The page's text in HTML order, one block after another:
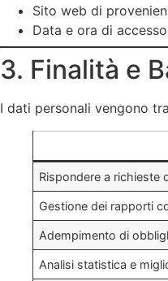
Sito web di
Data e ora di accesso
3. Finalità e
I dati personali vengono
Rispondere a richieste
Gestione dei rapporti
Adempimento di
Analisi statistica e